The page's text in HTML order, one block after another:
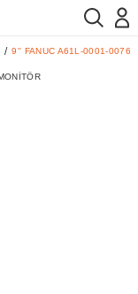
9'' FANUC A61L-0001-0076